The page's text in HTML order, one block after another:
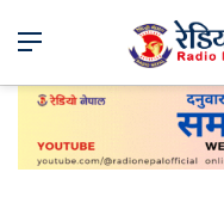
Menu